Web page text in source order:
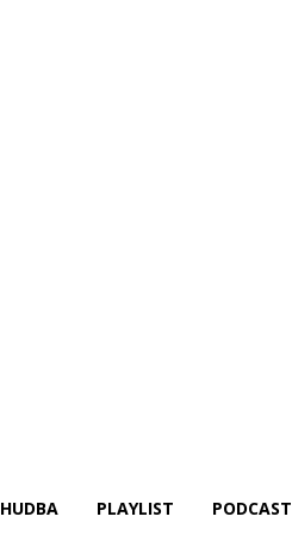
HUDBA PLAYLIST PODCAST